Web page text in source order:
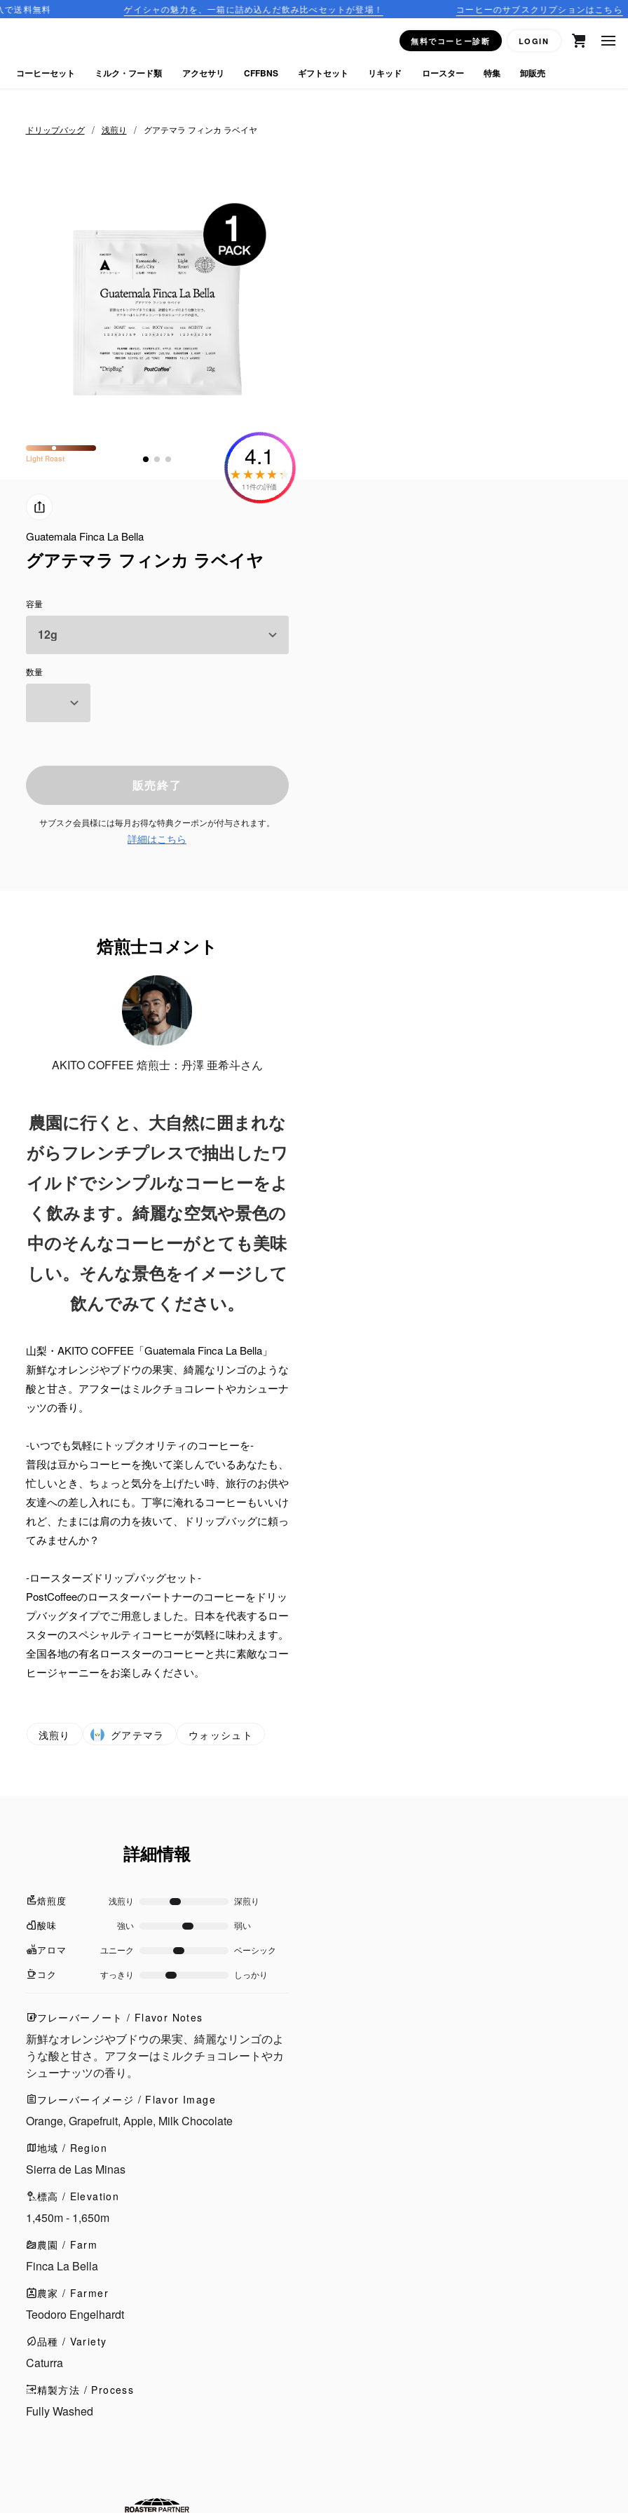
ゲイシャの魅力を、一箱に詰め込んだ飲み比べセットが登場！ コーヒーのサブスクリプションはこちら
無料でコーヒー診断 LOGIN
ドリップバッグ / 浅煎り / グアテマラ フィンカ ラベイヤ
LightRoast 4.1
11件の評価
Guatemala Finca La Bella
グアテマラ フィンカ ラベイヤ
容量
数量
販売終了
サブスク会員様には毎月お得な特典クーポンが付与されます。
詳細はこちら
焙煎士コメント
AKITO COFFEE 焙煎士：丹澤 亜希斗さん
農園に行くと、大自然に囲まれな
がらフレンチプレスで抽出したワ
イルドでシンプルなコーヒーをよ
く飲みます。綺麗な空気や景色の
中のそんなコーヒーがとても美味
しい。そんな景色をイメージして
飲んでみてください。
山梨・AKITO COFFEE「Guatemala Finca La Bella」
新鮮なオレンジやブドウの果実、綺麗なリンゴのような
酸と甘さ。アフターはミルクチョコレートやカシューナ
ッツの香り。
-いつでも気軽にトップクオリティのコーヒーを-
普段は豆からコーヒーを挽いて楽しんでいるあなたも、
忙しいとき、ちょっと気分を上げたい時、旅行のお供や
友達への差し入れにも。丁寧に淹れるコーヒーもいいけ
れど、たまには肩の力を抜いて、ドリップバッグに頼っ
てみませんか？
-ロースターズドリップバッグセット-
PostCoffeeのロースターパートナーのコーヒーをドリッ
プバッグタイプでご用意しました。日本を代表するロー
スターのスペシャルティコーヒーが気軽に味わえます。
全国各地の有名ロースターのコーヒーと共に素敵なコー
ヒージャーニーをお楽しみください。
浅煎り グアテマラ ウォッシュト
詳細情報
焙煎度 浅煎り 深煎り
酸味 強い 弱い
アロマ ユニーク ベーシック
コク すっきり しっかり
フレーバーノート / Flavor Notes
新鮮なオレンジやブドウの果実、綺麗なリンゴのよ
うな酸と甘さ。アフターはミルクチョコレートやカ
シューナッツの香り。
フレーバーイメージ / Flavor Image
Orange, Grapefruit, Apple, Milk Chocolate
地域 / Region
Sierra de Las Minas
標高 / Elevation
1,450m - 1,650m
農園 / Farm
Finca La Bella
農家 / Farmer
Teodoro Engelhardt
品種 / Variety
Caturra
精製方法 / Process
Fully Washed
コーヒーセット ミルク・フード類 アクセサリ CFFBNS ギフトセット リキッド ロースター 特集 卸販売